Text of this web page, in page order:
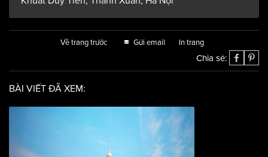
Về trang trước Gửi email In trang
Chia sẻ:
BÀI VIẾT ĐÃ XEM: